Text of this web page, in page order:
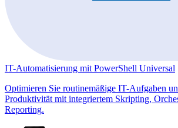
IT-Automatisierung mit PowerShell Universal
Optimieren Sie routinemäßige IT-Aufgaben
Produktivität mit integriertem Skripting,
Reporting.